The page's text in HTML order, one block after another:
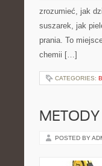
zrozumieć, jak
suszarek, jak
prania. To
chemii […]
CATEGORIES:
POSTED BY